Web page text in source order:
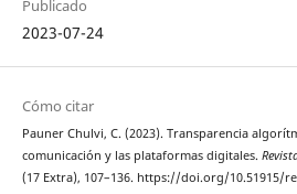
Publicado
2023-07-24
Cómo citar
Pauner Chulvi, C. (2023). Transparencia
comunicación y las plataformas digitales.
(17 Extra), 107–136. https://doi.org/10.51915/